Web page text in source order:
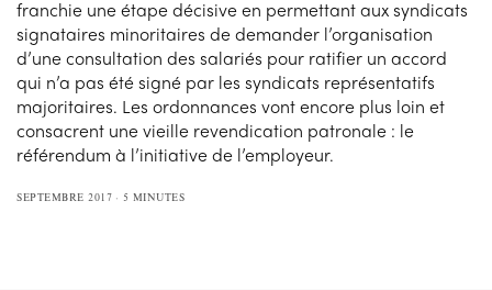
franchie une étape décisive en permettant aux syndicats
signataires minoritaires de demander l’organisation
d’une consultation des salariés pour ratifier un accord
qui n’a pas été signé par les syndicats représentatifs
majoritaires. Les ordonnances vont encore plus loin et
consacrent une vieille revendication patronale : le
référendum à l’initiative de l’employeur.
SEPTEMBRE 2017 5 MINUTES